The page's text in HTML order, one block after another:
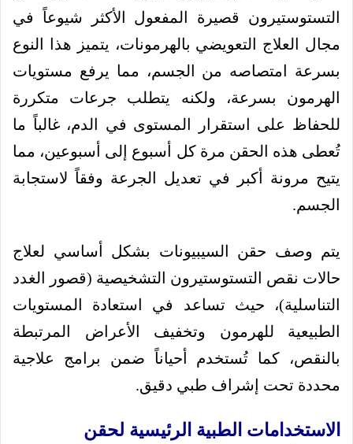
التستوستيرون قصيرة المفعول الأكثر شيوعاً في
مجال العلاج التعويضي بالهرمونات، يتميز هذا النوع
بسرعة امتصاصه من الجسم، مما يرفع مستويات
الهرمون بسرعة، ولكنه يتطلب جرعات متكررة
للحفاظ على استقرار المستوى في الدم، غالباً ما
تُعطى هذه الحقن مرة كل أسبوع إلى أسبوعين، مما
يتيح مرونة أكبر في تعديل الجرعة وفقاً لاستجابة
الجسم.
يتم وصف حقن السيبيونات بشكل أساسي لعلاج
حالات نقص التستوستيرون التشخيصية (قصور الغدد
التناسلية)، حيث تساعد في استعادة المستويات
الطبيعية للهرمون وتخفيف الأعراض المرتبطة
بالنقص، كما تُستخدم أحياناً ضمن برامج علاجية
محددة تحت إشراف طبي دقيق.
الاستخدامات الطبية الرئيسية لحقن